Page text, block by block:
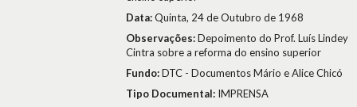
Data:Quinta, 24 de Outubro de 1968
Observações:Depoimento do Prof. Luís Lindey
Cintra sobre a reforma do ensino superior
Fundo:DTC - Documentos Mário e Alice Chicó
Tipo Documental: IMPRENSA